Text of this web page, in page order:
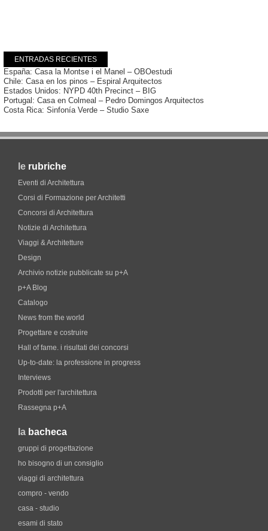
ENTRADAS RECIENTES
España: Casa la Montse i el Manel – OBOestudi
Chile: Casa en los pinos – Espiral Arquitectos
Estados Unidos: NYPD 40th Precinct – BIG
Portugal: Casa en Colmeal – Pedro Domingos Arquitectos
Costa Rica: Sinfonía Verde – Studio Saxe
le rubriche
Eventi di Architettura
Corsi di Formazione per Architetti
Concorsi di Architettura
Notizie di Architettura
Viaggi & Architetture
Design
Archivio notizie pubblicate su p+A
p+A Blog
Catalogo
News from the world
Progettare e costruire
Hall of fame. i risultati dei concorsi
Up-to-date: la professione in progress
Interviews
Prodotti per l'architettura
Rassegna p+A
la bacheca
gruppi di progettazione
ho bisogno di un consiglio
viaggi di architettura
compro - vendo
casa - studio
esami di stato